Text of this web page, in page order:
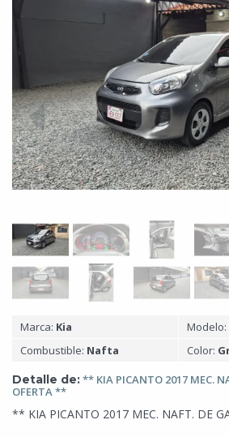
Marca: Kia Modelo:
Combustible: Nafta Color:
Detalle de:** KIA PICANTO 2017 MEC.
OFERTA**
** KIA PICANTO 2017 MEC. NAFT. DE